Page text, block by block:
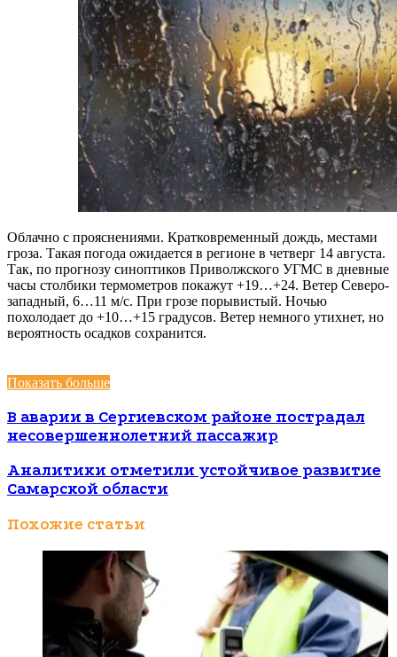
Облачно с прояснениями. Кратковременный дождь, местами
гроза. Такая погода ожидается в регионе в четверг 14 августа.
Так, по прогнозу синоптиков Приволжского УГМС в дневные
часы столбики термометров покажут +19…+24. Ветер Северо-
западный, 6…11 м/с. При грозе порывистый. Ночью
похолодает до +10…+15 градусов. Ветер немного утихнет, но
вероятность осадков сохранится.
Показать больше
В аварии в Сергиевском районе пострадал
несовершеннолетний пассажир
Аналитики отметили устойчивое развитие
Самарской области
Похожие статьи